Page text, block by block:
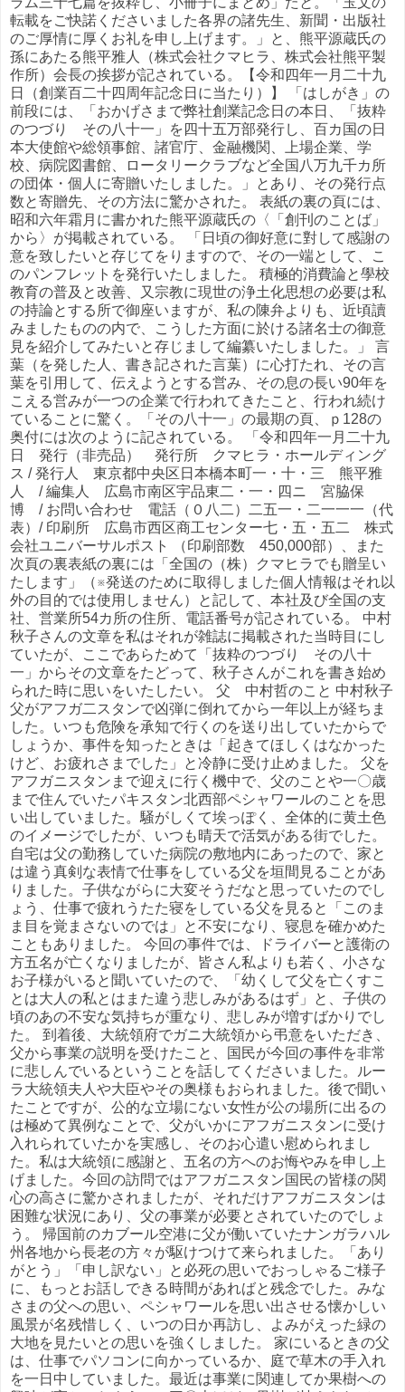
転載をご快諾くださいました各界の諸先生、新聞・出版社
のご厚情に厚くお礼を申し上げます。」と、熊平源蔵氏の
孫にあたる熊平雅人（株式会社クマヒラ、株式会社熊平製
作所）会長の挨拶が記されている。【令和四年一月二十九
日（創業百二十四周年記念日に当たり）】 「はしがき」の
前段には、「おかげさまで弊社創業記念日の本日、「抜粋
のつづり その八十一」を四十五万部発行し、百カ国の日
本大使館や総領事館、諸官庁、金融機関、上場企業、学
校、病院図書館、ロータリークラブなど全国八万九千カ所
の団体・個人に寄贈いたしました。」とあり、その発行点
数と寄贈先、その方法に驚かされた。 表紙の裏の頁には、
昭和六年霜月に書かれた熊平源蔵氏の〈「創刊のことば」
から〉が掲載されている。 「日頃の御好意に對して感謝の
意を致したいと存じてをりますので、その一端として、こ
のパンフレットを発行いたしました。 積極的消費論と學校
教育の普及と改善、又宗教に現世の浄土化思想の必要は私
の持論とする所で御座いますが、私の陳弁よりも、近頃讀
みましたものの内で、こうした方面に於ける諸名士の御意
見を紹介してみたいと存じまして編纂いたしました。」 言
葉（を発した人、書き記された言葉）に心打たれ、その言
葉を引用して、伝えようとする営み、その息の長い90年を
こえる営みが一つの企業で行われてきたこと、行われ続け
ていることに驚く。「その八十一」の最期の頁、ｐ128の
奥付には次のように記されている。 「令和四年一月二十九
日 発行（非売品） 発行所 クマヒラ・ホールディング
ス / 発行人 東京都中央区日本橋本町一・十・三 熊平雅
人 / 編集人 広島市南区宇品東二・一・四ニ 宮脇保
博 / お問い合わせ 電話（０八二）二五一・二一一一（代
表）/ 印刷所 広島市西区商工センター七・五・五二 株式
会社ユニバーサルポスト （印刷部数 450,000部）、また
次頁の裏表紙の裏には「全国の（株）クマヒラでも贈呈い
たします」（※発送のために取得しました個人情報はそれ以
外の目的では使用しません）と記して、本社及び全国の支
社、営業所54カ所の住所、電話番号が記されている。 中村
秋子さんの文章を私はそれが雑誌に掲載された当時目にし
ていたが、ここであらためて「抜粋のつづり その八十
一」からその文章をたどって、秋子さんがこれを書き始め
られた時に思いをいたしたい。 父 中村哲のこと 中村秋子
父がアフガ二スタンで凶弾に倒れてから一年以上が経ちま
した。いつも危険を承知で行くのを送り出していたからで
しょうか、事件を知ったときは「起きてほしくはなかった
けど、お疲れさまでした」と冷静に受け止めました。 父を
アフガニスタンまで迎えに行く機中で、父のことや一〇歳
まで住んでいたパキスタン北西部ペシャワールのことを思
い出していました。騒がしくて埃っぽく、全体的に黄土色
のイメージでしたが、いつも晴天で活気がある街でした。
自宅は父の勤務していた病院の敷地内にあったので、家と
は違う真剣な表情で仕事をしている父を垣間見ることがあ
りました。子供ながらに大変そうだなと思っていたのでし
ょう、仕事で疲れうたた寝をしている父を見ると「このま
ま目を覚まさないのでは」と不安になり、寝息を確かめた
こともありました。 今回の事件では、ドライバーと護衛の
方五名が亡くなりましたが、皆さん私よりも若く、小さな
お子様がいると聞いていたので、「幼くして父を亡くすこ
とは大人の私とはまた違う悲しみがあるはず」と、子供の
頃のあの不安な気持ちが重なり、悲しみが増すばかりでし
た。 到着後、大統領府でガニ大統領から弔意をいただき、
父から事業の説明を受けたこと、国民が今回の事件を非常
に悲しんでいるということを話してくださいました。ルー
ラ大統領夫人や大臣やその奥様もおられました。後で聞い
たことですが、公的な立場にない女性が公の場所に出るの
は極めて異例なことで、父がいかにアフガニスタンに受け
入れられていたかを実感し、そのお心遣い慰められまし
た。私は大統領に感謝と、五名の方へのお悔やみを申し上
げました。今回の訪問ではアフガニスタン国民の皆様の関
心の高さに驚かされましたが、それだけアフガニスタンは
困難な状況にあり、父の事業が必要とされていたのでしょ
う。 帰国前のカブール空港に父が働いていたナンガラハル
州各地から長老の方々が駆けつけて来られました。「あり
がとう」「申し訳ない」と必死の思いでおっしゃるご様子
に、もっとお話しできる時間があればと残念でした。みな
さまの父への思い、ペシャワールを思い出させる懐かしい
風景が名残惜しく、いつの日か再訪し、よみがえった緑の
大地を見たいとの思いを強くしました。 家にいるときの父
は、仕事でパソコンに向かっているか、庭で草木の手入れ
を一日中していました。最近は事業に関連してか果樹への